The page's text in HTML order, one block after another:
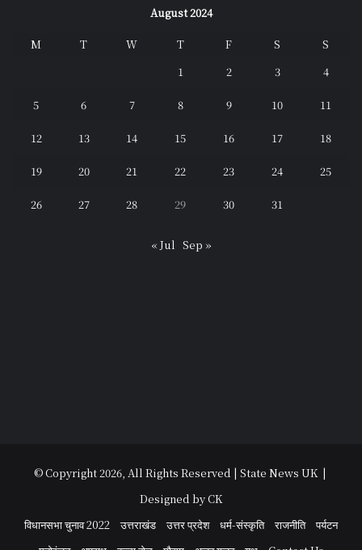
August 2024
M T W T F S
S
1
2 3 4
5 6 7 8 9 10 11
12 13 14 15 16 17 18
19 20 21 22 23 24 25
26 27 28 29 30 31
« Jul Sep »
© Copyright 2026, All Rights Reserved | State News UK |
Designed by CK
विधानसभा चुनाव 2022
उत्तराखंड उत्तर प्रदेश धर्म-संस्कृति राजनीति
पर्यटन